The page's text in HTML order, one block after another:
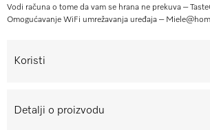
Vodi računa o tome da vam se hrana ne prekuva –
Omogućavanje WiFi umrežavanja uređaja –
Koristi
Detalji o proizvodu